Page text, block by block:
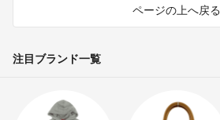
ページの上へ戻る
注目ブランド一覧